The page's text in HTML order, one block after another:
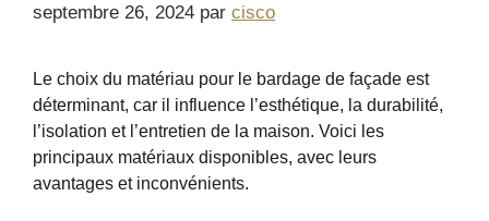
septembre 26, 2024 par cisco
Le choix du matériau pour le bardage de façade est
déterminant, car il influence l’esthétique, la durabilité,
l’isolation et l’entretien de la maison. Voici les
principaux matériaux disponibles, avec leurs
avantages et inconvénients.